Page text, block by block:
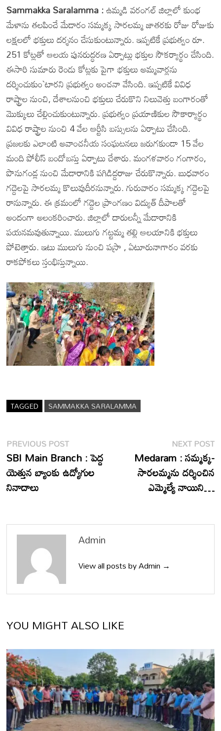
Sammakka Saralamma :ఉమ్మడి వరంగల్ జిల్లాలో కుంభ
మేళాను తలపించే మేడారం సమ్మక్క సారలమ్మ జాతరకు రోజు రోజుకు
లక్షలలో భక్తులు దర్శనం చేసుకుంటున్నారు. ఇప్పటికే ప్రభుత్వం రూ.
251 కోట్లతో ఆలయ పునరుద్ధరణ ఏర్పాట్లు భక్తుల సౌకర్యార్థం చేసింది.
ఈసారి సుమారు రెండు కోట్లకు పైగా భక్తులు అమ్మవార్లను
దర్శించుకుం`టారని ప్రభుత్వం అంచనా వేసింది. ఇప్పటికే వివిధ
రాష్ట్రాల నుంచి, దేశాలనుంచి భక్తులు చేరుకొని నిలువెత్తు బంగారంతో
మొక్కులు చేల్లించుకుంటున్నారు. ప్రభుత్వం ప్రయాణికుల సౌకార్యార్థం
వివిధ రాష్ట్రాల నుంచి 4 వేల ఆర్టీసి బస్సులను ఏర్పాటు చేసింది.
ప్రజలకు ఎలాంటి అవాంచనీయ సంఘటనలు జరుగకుండా 15 వేల
మంది పోలీస్ బందోబస్తు ఏర్పాటు చేశారు. మంగళవారం గంగారం,
పొనుగండ్ల నుంచి మేడారానికి పగిడిద్దరాజు చేరుకొన్నారు. బుధవారం
గద్దెలపై సారలమ్మ కొలువుదీరనున్నారు. గురువారం సమ్మక్క గద్దెలపై
రానున్నారు. ఈ క్రమంలో గద్దెల ప్రాంగణం విద్యుత్ దీపాలతో
అందంగా అలంకరించారు. జిల్లాలో దారులన్నీ మేడారానికి
పయనమవుతున్నాయి. ములుగు గట్టమ్మ తల్లి ఆలయానికి భక్తులు
పోటెత్తారు. ఇటు ములుగు నుంచి పస్రా , ఏటూరునాగారం వరకు
రాకపోకలు స్తంభిస్తున్నాయి.
TAGGED SAMMAKKA SARALAMMA
Post
navigation
PREVIOUS POSTPrevious
post:
SBI Main Branch : పెద్ద
యెత్తున బ్యాంకు ఉద్యోగుల
నినాదాలు
NEXT POST
Medaram : సమ్మక్క-
సారలమ్మను దర్శించిన
ఎమ్మెల్యే నాయిని…
Admin
View all posts by Admin →
YOU MIGHT ALSO LIKE